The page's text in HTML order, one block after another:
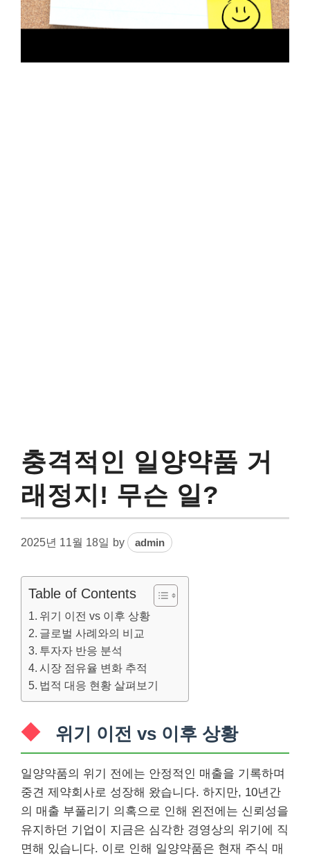
충격적인 일양약품 거
래정지! 무슨 일?
2025년 11월 18일 by admin
Table of Contents
위기 이전 vs 이후 상황
글로벌 사례와의 비교
투자자 반응 분석
시장 점유율 변화 추적
법적 대응 현황 살펴보기
위기 이전 vs 이후 상황
일양약품의 위기 전에는 안정적인 매출을 기록하며
중견 제약회사로 성장해 왔습니다. 하지만, 10년간
의 매출 부풀리기 의혹으로 인해 왼전에는 신뢰성을
유지하던 기업이 지금은 심각한 경영상의 위기에 직
면해 있습니다. 이로 인해 일양약품은 현재 주식 매